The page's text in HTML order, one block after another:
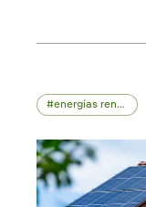
energías renovables